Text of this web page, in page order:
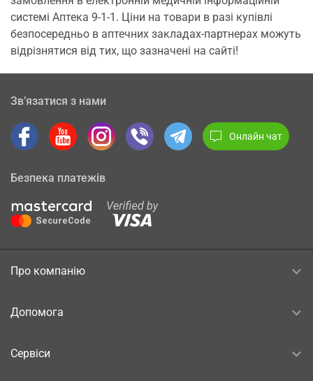
системі Аптека 9-1-1. Ціни на товари в разі купівлі
безпосередньо в аптечних закладах-партнерах можуть
відрізнятися від тих, що зазначені на сайті!
Зв’язатися з нами
Онлайн чат
Безпека платежів
Про компанію
Допомога
Сервіси